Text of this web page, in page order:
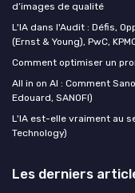
d’images de qualité
L'IA dans l'Audit : Défis,
(Ernst & Young), PwC,
Comment optimiser un
All in on AI : Comment
Edouard, SANOFI)
L'IA est-elle vraiment au
Technology)
Les derniers